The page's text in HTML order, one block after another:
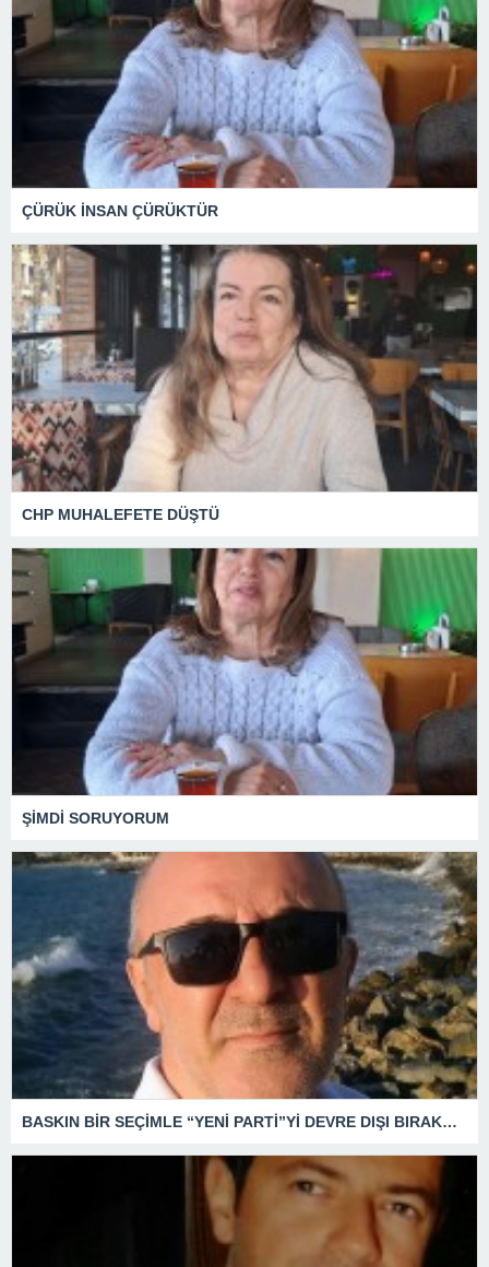
ÇÜRÜK İNSAN ÇÜRÜKTÜR
CHP MUHALEFETE DÜŞTÜ
ŞİMDİ SORUYORUM
BASKIN BİR SEÇİMLE “YENİ PARTİ”Yİ DEVRE DIŞI BIRAKMAK İÇİN DÜĞMEYE Mİ BASILDI?